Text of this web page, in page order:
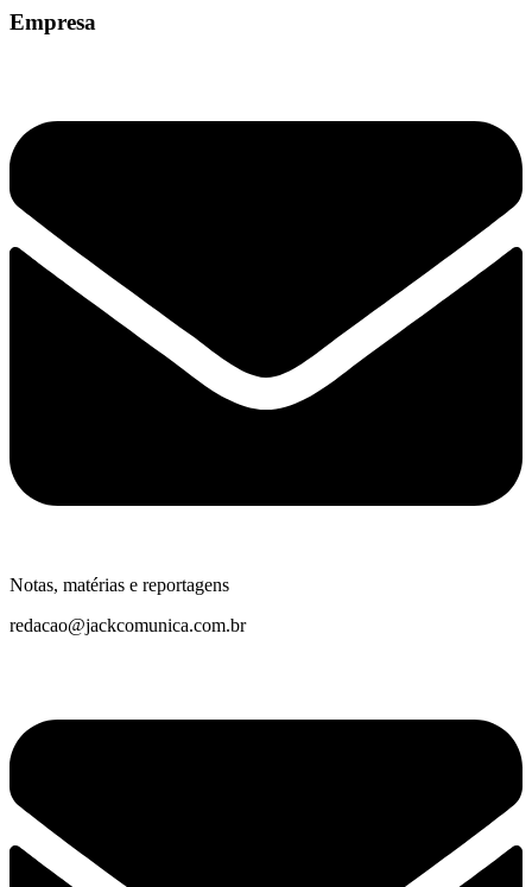
Empresa
Notas, matérias e reportagens
redacao@jackcomunica.com.br